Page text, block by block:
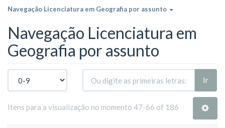
Navegação Licenciatura em Geografia por assunto
Navegação Licenciatura em
Geografia por assunto
Ir
Itens para a visualização no momento 47-66 of 186